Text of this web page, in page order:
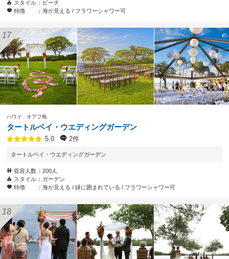
スタイル
ビーチ
特徴
海が見える フラワーシャワー可
ハワイ オアフ島
タートルベイ・ウエディングガーデン
5.0 2件
タートルベイ・ウエディングガーデン
収容人数
200人
スタイル
ガーデン
特徴
海が見える 緑に囲まれている フラワーシャワー可